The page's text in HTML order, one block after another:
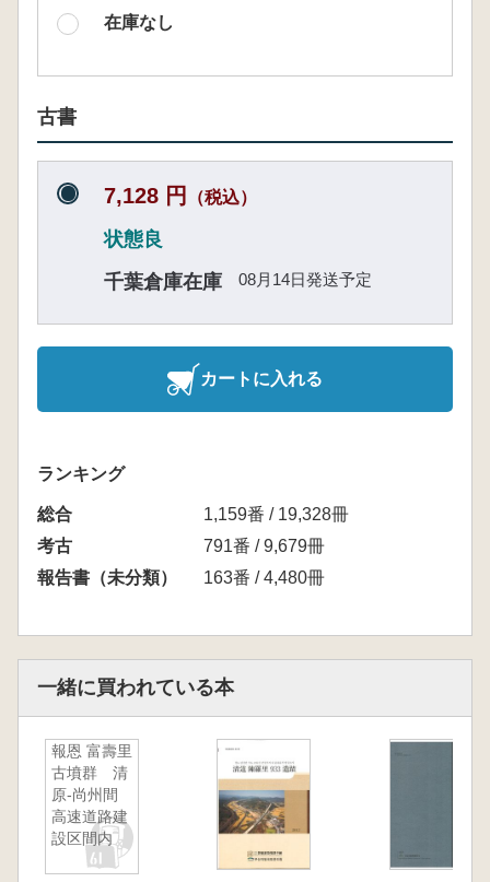
在庫なし
古書
7,128 円 （税込）
状態良
千葉倉庫在庫
08月14日発送予定
カートに入れる
ランキング
総合
1,159番 / 19,328冊
考古
791番 / 9,679冊
報告書（未分類）
163番 / 4,480冊
一緒に買われている本
報恩 富壽里
古墳群 清
原-尚州間
高速道路建
設区間内